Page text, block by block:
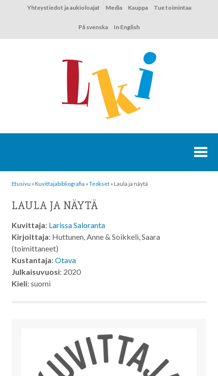
Yhteystiedot ja aukioloajat Media Kauppa Tue toimintaa
På svenska In English
Etusivu »Kuvittaja­bibliografia »Teokset » Laula ja näytä
LAULA JA NÄYTÄ
Kuvittaja: Larissa Saloranta
Kirjoittaja: Huttunen, Anne & Soikkeli, Saara
(toimittaneet)
Kustantaja: Otava
Julkaisuvuosi: 2020
Kieli: suomi